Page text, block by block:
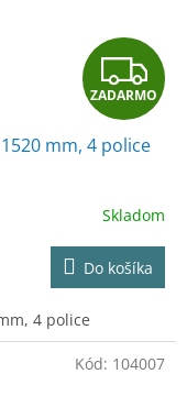
Z
A
D
A
R
M
O
ZADARMO
mm, 4 police
Skladom
Do košíka
4 police
Kód: 104007